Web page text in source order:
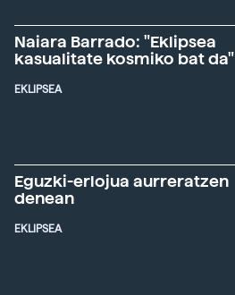
Naiara Barrado: "Eklipsea
kasualitate kosmiko bat da"
EKLIPSEA
Eguzki-erlojua aurreratzen
denean
EKLIPSEA